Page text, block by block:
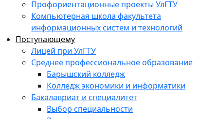
Профориентационные проекты УлГТУ
Компьютерная школа факультета
информационных систем и технологий
Поступающему
Лицей при УлГТУ
Среднее профессиональное образование
Барышский колледж
Колледж экономики и информатики
Бакалавриат и специалитет
Выбор специальности